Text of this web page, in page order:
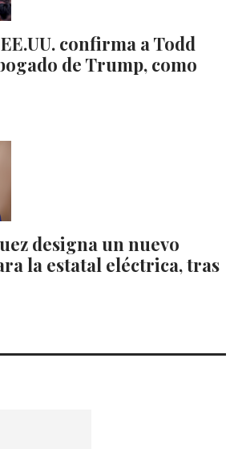
confirma a Todd
de Trump, como
designa un nuevo
la estatal eléctrica, tras